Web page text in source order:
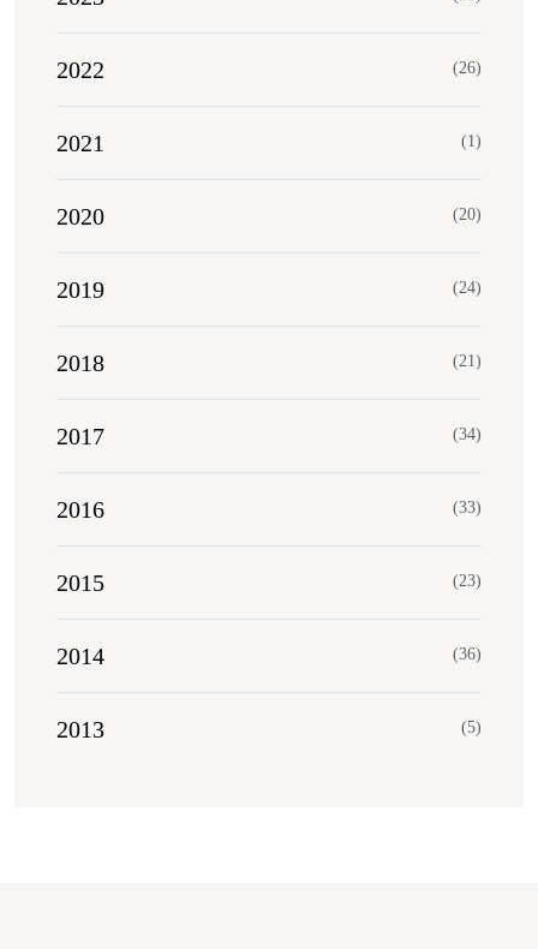
2022 (26)
2021 (1)
2020 (20)
2019 (24)
2018 (21)
2017 (34)
2016 (33)
2015 (23)
2014 (36)
2013 (5)